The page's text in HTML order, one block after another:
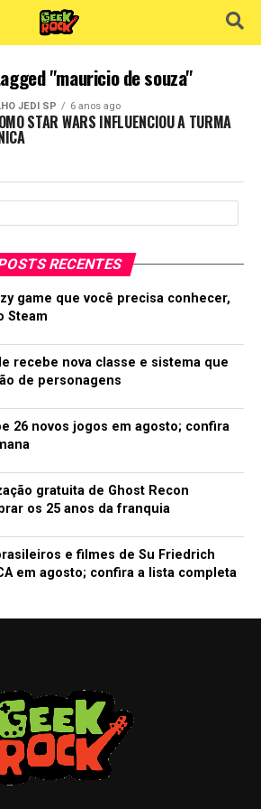
"mauricio de souza"
JEDI SP 6 anos ago
STAR WARS INFLUENCIOU A TURMA
RECENTES
game que você precisa conhecer,
Steam
recebe nova classe e sistema que
de personagens
26 novos jogos em agosto; confira
gratuita de Ghost Recon
os 25 anos da franquia
e filmes de Su Friedrich
em agosto; confira a lista completa